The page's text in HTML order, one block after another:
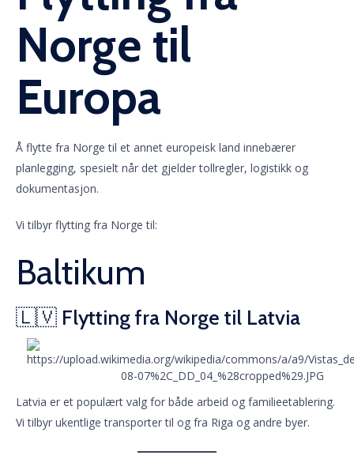
Norge til
Europa
Å flytte fra Norge til et annet europeisk land innebærer
planlegging, spesielt når det gjelder tollregler, logistikk og
dokumentasjon.
Vi tilbyr flytting fra Norge til:
Baltikum
🇱🇻 Flytting fra Norge til Latvia
Latvia er et populært valg for både arbeid og familieetablering.
Vi tilbyr ukentlige transporter til og fra Riga og andre byer.